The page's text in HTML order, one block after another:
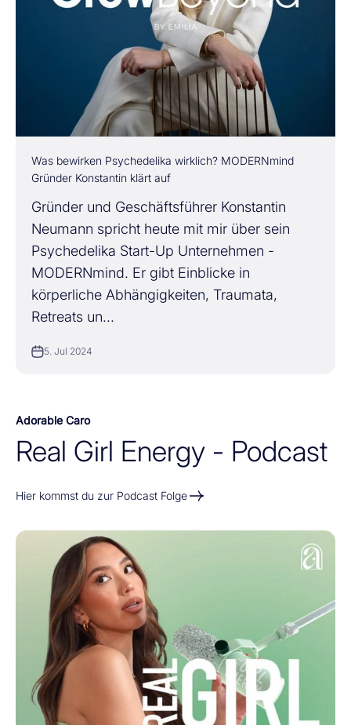
Was bewirken Psychedelika wirklich? MODERNmind
Gründer Konstantin klärt auf
Gründer und Geschäftsführer Konstantin
Neumann spricht heute mit mir über sein
Psychedelika Start-Up Unternehmen -
MODERNmind. Er gibt Einblicke in
körperliche Abhängigkeiten, Traumata,
Retreats un...
5. Jul 2024
Adorable Caro
Hier kommst du zur Podcast Folge